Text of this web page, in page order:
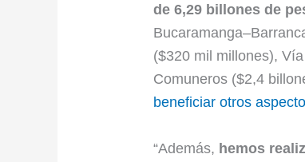
de 6,29 billones de
($320 mil millones),
Comuneros ($2,4
beneficiar otros
“Además, hemos